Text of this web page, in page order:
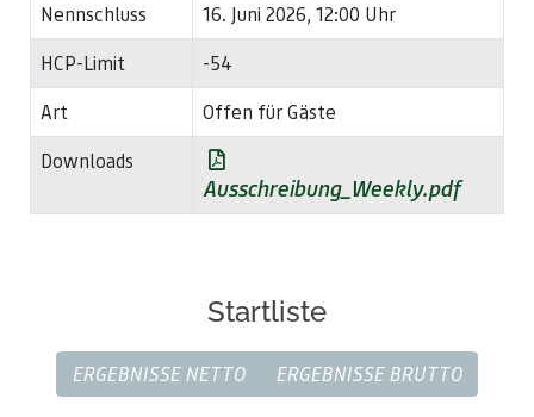
Nennschluss
16. Juni 2026, 12:00 Uhr
HCP-Limit
-54
Art
Offen für Gäste
Downloads
Ausschreibung_Weekly.pdf
Startliste
ERGEBNISSE NETTO ERGEBNISSE BRUTTO